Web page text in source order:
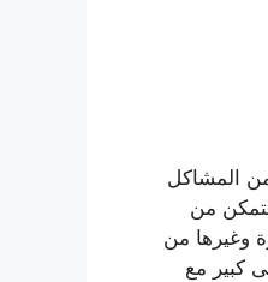
المشاكل
من
وغيرها من
كبير مع